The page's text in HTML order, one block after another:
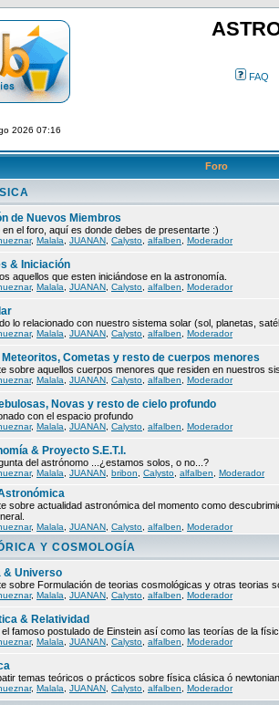
FAQ
2026 07:16
Foro
de Nuevos Miembros
el foro, aquí es donde debes de presentarte :)
, Malala JUANAN Calysto alfalben Moderador
& Iniciación
aquellos que esten iniciándose en la astronomía.
, Malala JUANAN Calysto alfalben Moderador
lo relacionado con nuestro sistema solar (sol, planetas,
, Malala JUANAN Calysto alfalben Moderador
Cometas y resto de cuerpos menores
sobre aquellos cuerpos menores que residen en nuestros
, Malala JUANAN Calysto alfalben Moderador
Novas y resto de cielo profundo
con el espacio profundo
, Malala JUANAN Calysto alfalben Moderador
& Proyecto S.E.T.I.
del astrónomo ...¿estamos solos, o no...?
, Malala JUANAN bribon Calysto alfalben Moderador
sobre actualidad astronómica del momento como
, Malala JUANAN Calysto alfalben Moderador
Y COSMOLOGÍA
& Universo
sobre Formulación de teorias cosmológicas y otras teorias
, Malala JUANAN Calysto alfalben Moderador
& Relatividad
famoso postulado de Einstein así como las teorías de la
, Malala JUANAN Calysto alfalben Moderador
temas teóricos o prácticos sobre física clásica ó
, Malala JUANAN Calysto alfalben Moderador